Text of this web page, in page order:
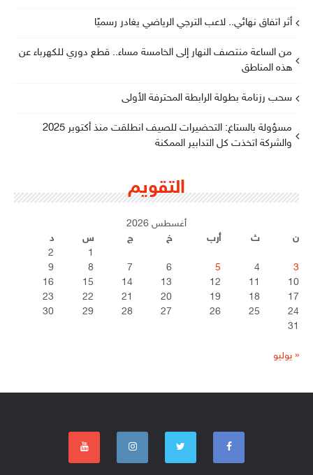
أثر اتفاق نهائي.. لاعب الترجي الرياضي يغادر رسميًا
من الساعة منتصف النهار إلى الخامسة مساء.. قطع دوري للكهرباء عن
هذه المناطق
سحب رزنامة بطولة الرابطة المحترفة الأولى
مسؤولة بالستاغ: التحضيرات للصيف انطلقت منذ أكتوبر 2025
والشركة اتخذت كل التدابير الممكنة
التقويم
أغسطس 2026
ن
ث أرب خ ج س
د
1
2
3
4
5
6
7
8
9
10
11
12
13
14
15
16
17
18
19
20
21
22
23
24
25
26
27
28
29
30
31
« يوليو